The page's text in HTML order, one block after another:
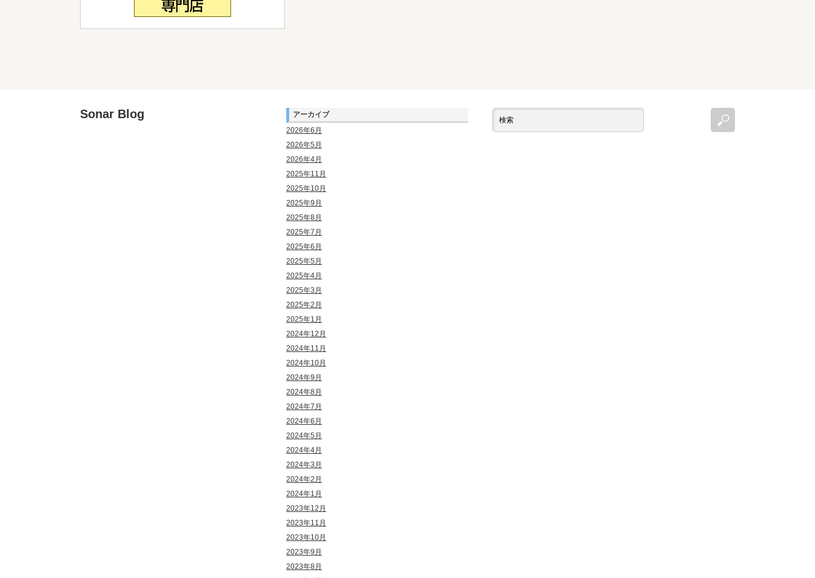
Sonar Blog
アーカイブ
2026年6月
2026年5月
2026年4月
2025年11月
2025年10月
2025年9月
2025年8月
2025年7月
2025年6月
2025年5月
2025年4月
2025年3月
2025年2月
2025年1月
2024年12月
2024年11月
2024年10月
2024年9月
2024年8月
2024年7月
2024年6月
2024年5月
2024年4月
2024年3月
2024年2月
2024年1月
2023年12月
2023年11月
2023年10月
2023年9月
2023年8月